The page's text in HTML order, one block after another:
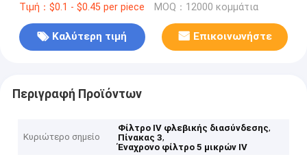
Τιμή：$0.1 - $0.45 per piece MOQ：12000 κομμάτια
Καλύτερη τιμή Επικοινωνήστε
Περιγραφή Προϊόντων
Κυριώτερο σημείο
Φίλτρο IV φλεβικής διασύνδεσης,
Πίνακας 3,
Έναχρονο φίλτρο 5 μικρών IV